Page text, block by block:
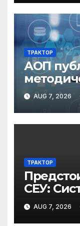
ТРАКТОР
АОП
връзка
по ЗОП
AUG 7, 2026
ТРАКТОР
СЕУ:
временно
и 11
AUG 7, 2026